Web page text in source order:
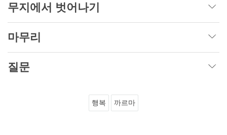
무지에서 벗어나기
마무리
질문
행복 까르마